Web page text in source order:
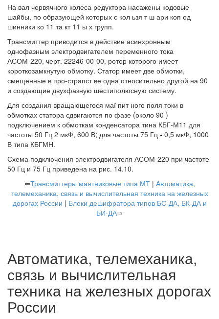
На вал червячного колеса редуктора насажены кодовые
шайбы, по образующей которых с кол ьзя т ш ари коп од
шинники ко 11 та кт 11 ы х групп.
Трансмиттер приводится в действие асинхронным
однофазным электродвигателем переменного тока
АСОМ-220, черт. 22246-00-00, ротор которого имеет
короткозамкнутую обмотку. Статор имеет две обмотки,
смещенные в про-страпст ве одна относительно другой на 90
и создающие двухфазную шестиполюсную систему.
Для создания вращающегося маї пит ного поля токи в
обмотках статора сдвигаются по фазе (около 90 )
подключением к обмоткам конденсатора тина КБГ-М11 для
частоты 50 Гц 2 мкФ, 600 В; для частоты 75 Гц - 0,5 мкФ, 1000
В типа КБГМН.
Схема подключения электродвигателя АСОМ-220 при частоте
50 Гц и 75 Гц приведена на рис. 14.10.
⇐Трансмиттеры маятниковые типа МТ| Автоматика,
телемеханика, связь и вычислительная техника на железных
дорогах России | Блоки дешифратора типов БС-ДА, БК-ДА и
БИ-ДА⇒
Автоматика, телемеханика,
связь и вычислительная
техника на железных дорогах
России